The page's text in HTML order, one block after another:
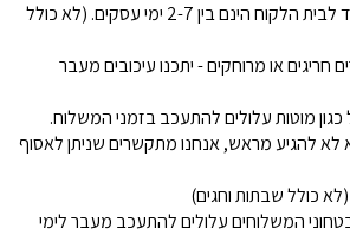
זמני אספקה למשלוח עד לבית הלקוח הינם בין 2-7 ימי עסקים. (לא כולל
חריגים או מרוחקים - יתכנו עיכובים מעבר
מוטות עלולים להתעכב בזמני המשלוח.
לא להגיע מראש, אנחנו מתקשרים שניתן לאסוף
כולל שבתות וחגים)
המשלוחים עלולים להתעכב מעבר לימי